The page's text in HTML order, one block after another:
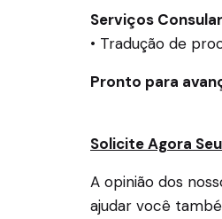
Serviços
• Tradução de
Pronto para
Solicite Agora
A opinião dos
ajudar você